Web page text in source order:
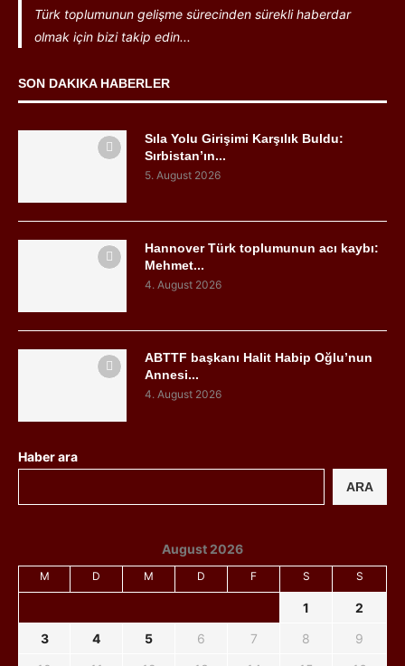
Türk toplumunun gelişme sürecinden sürekli haberdar
olmak için bizi takip edin...
SON DAKIKA HABERLER
Sıla Yolu Girişimi Karşılık Buldu:
Sırbistan’ın...
5. August 2026
Hannover Türk toplumunun acı kaybı:
Mehmet...
4. August 2026
ABTTF başkanı Halit Habip Oğlu’nun
Annesi...
4. August 2026
Haber ara
ARA
August 2026
M D M D F S S
1
2
3
4 5 6 7 8
9